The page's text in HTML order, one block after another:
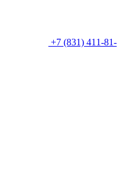
+7 (831) 411-81-